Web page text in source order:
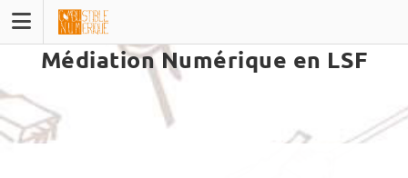
contentMédiation Numérique en LSF